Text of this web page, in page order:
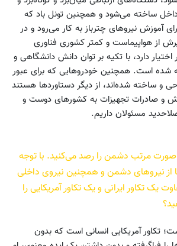
ساخته می‌شود و همچنین تونل باد که
آموزش نیروهای چترباز به کار می‌رود و در
از هواپیماست و کمتر کشوری فناوری
دارد، با تکیه بر توان دانش دانشگاهی و
است. همچنین خودروهایی که برای عبور
و ساخته شده‌اند، از دیگر دستاوردها هستند
و صادرات تجهیزات به کشورهای دوست و
مسئولان داریم.
صورت مرتب دشمن را رصد می‌کنید. با توجه
از نیروهای دشمن و همچنین نیروی داخلی
یک تکاور ایرانی و یک تکاور آمریکایی را
تکاور آمریکایی انسانی است که بدون